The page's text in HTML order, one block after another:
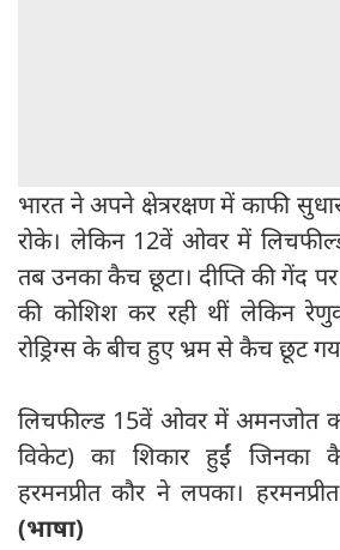
भारत ने अपने क्षेत्ररक्षण में काफी
रोके। लेकिन 12वें ओवर में
तब उनका कैच छूटा। दीप्ति की गेंद पर
की कोशिश कर रही थीं लेकिन
रोड्रिग्स के बीच हुए भ्रम से कैच छूट
लिचफील्ड 15वें ओवर में अमनजोत
विकेट) का शिकार हुईं जिनका
हरमनप्रीत कौर ने लपका।
(भाषा)